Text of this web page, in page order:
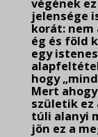
végének
jelensége
korát:
ég és föld
egy
hogy
Mert
születik ez
túli alanyi
jön ez a